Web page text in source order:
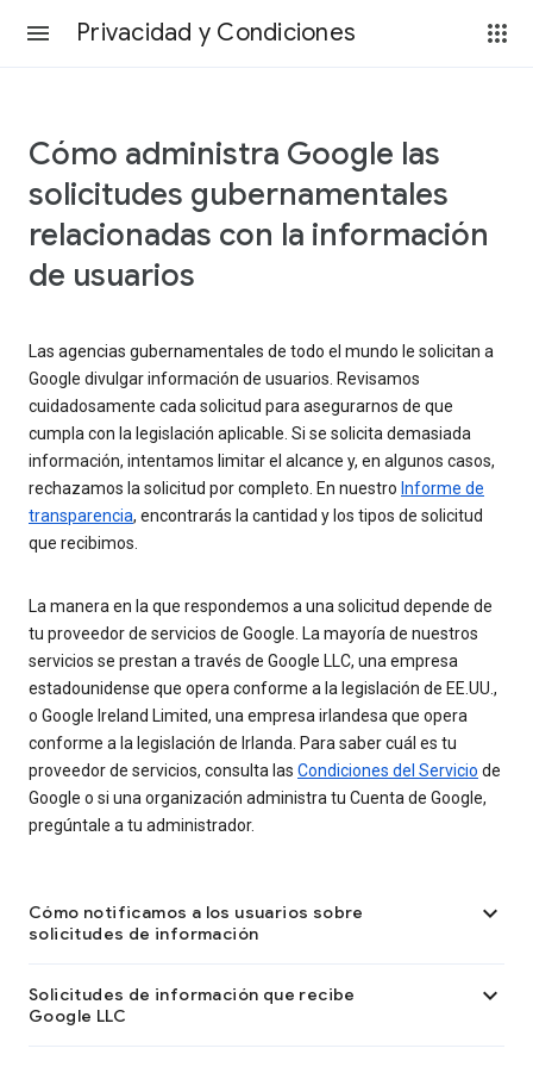
Privacidad y Condiciones
Cómo administra Google las
solicitudes gubernamentales
relacionadas con la información
de usuarios
Las agencias gubernamentales de todo el mundo le solicitan a
Google divulgar información de usuarios. Revisamos
cuidadosamente cada solicitud para asegurarnos de que
cumpla con la legislación aplicable. Si se solicita demasiada
información, intentamos limitar el alcance y, en algunos casos,
rechazamos la solicitud por completo. En nuestro Informe de
transparencia, encontrarás la cantidad y los tipos de solicitud
que recibimos.
La manera en la que respondemos a una solicitud depende de
tu proveedor de servicios de Google. La mayoría de nuestros
servicios se prestan a través de Google LLC, una empresa
estadounidense que opera conforme a la legislación de EE.UU.,
o Google Ireland Limited, una empresa irlandesa que opera
conforme a la legislación de Irlanda. Para saber cuál es tu
proveedor de servicios, consulta las Condiciones del Servicio de
Google o si una organización administra tu Cuenta de Google,
pregúntale a tu administrador.
Cómo notificamos a los usuarios sobre
solicitudes de información

Solicitudes de información que recibe
Google LLC
